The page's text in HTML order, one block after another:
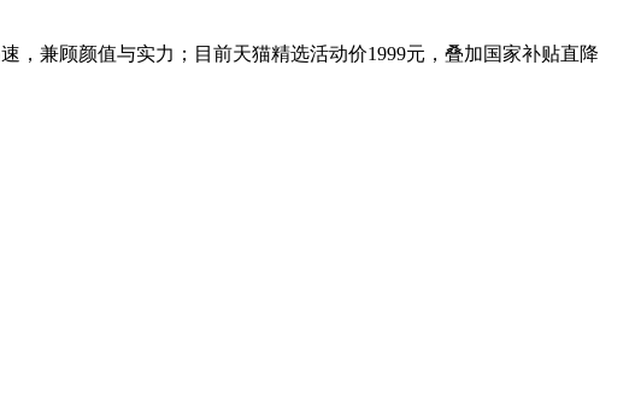
，兼顾颜值与实力；目前天猫精选活动价1999元，叠加国家补贴直降